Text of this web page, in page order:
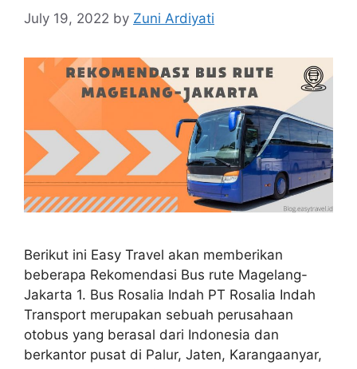
July 19, 2022 by Zuni Ardiyati
Berikut ini Easy Travel akan memberikan
beberapa Rekomendasi Bus rute Magelang-
Jakarta 1. Bus Rosalia Indah PT Rosalia Indah
Transport merupakan sebuah perusahaan
otobus yang berasal dari Indonesia dan
berkantor pusat di Palur, Jaten, Karangaanyar,